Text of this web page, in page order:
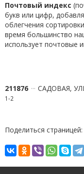
Почтовый индекс
букв или цифр,
облегчения
время большинство
использует почтовые
211876 САДОВАЯ,
1-2
Поделиться страницей: